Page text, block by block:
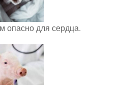
опасно для сердца.